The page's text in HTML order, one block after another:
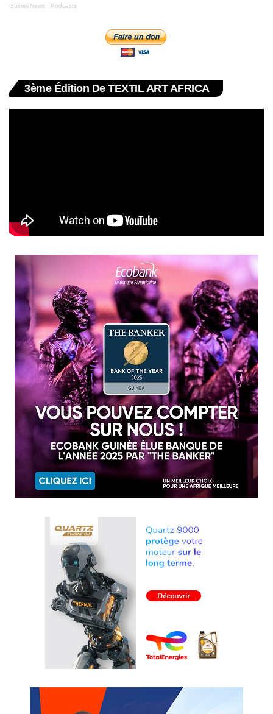
GuineeNews · Podcasts
3ème Édition De TEXTIL ART AFRICA